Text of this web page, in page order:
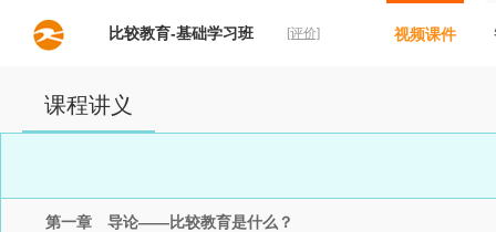
比较教育-基础学习班 [评价] 视频课件
课程讲义
第一章 导论——比较教育是什么？